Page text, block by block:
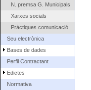
N. premsa G. Municipals
Xarxes socials
Pràctiques comunicació
Seu electrònica
Bases de dades
Perfil Contractant
Edictes
Normativa